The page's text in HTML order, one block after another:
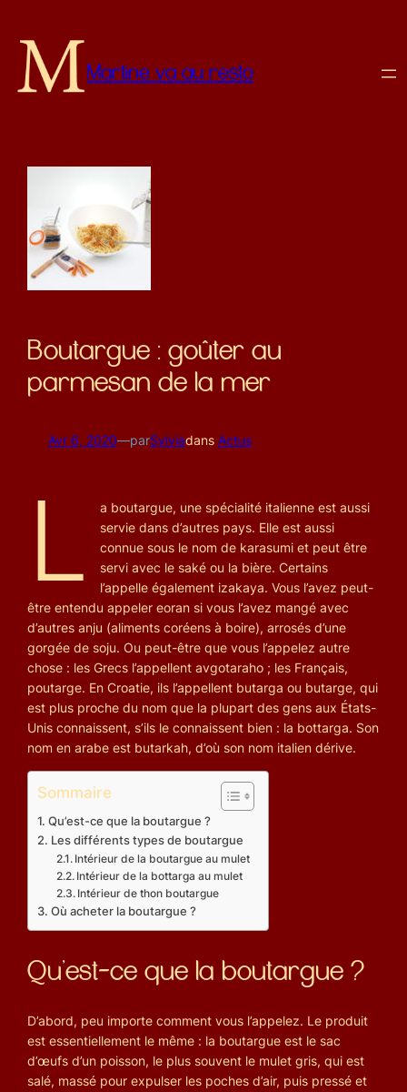
Martine va au resto
Boutargue : goûter au
parmesan de la mer
Avr 6, 2020—parSylviadans Actus
L
a boutargue, une spécialité italienne est aussi
servie dans d’autres pays. Elle est aussi
connue sous le nom de karasumi et peut être
servi avec le saké ou la bière. Certains
l’appelle également izakaya. Vous l’avez peut-
être entendu appeler eoran si vous l’avez mangé avec
d’autres anju (aliments coréens à boire), arrosés d’une
gorgée de soju. Ou peut-être que vous l’appelez autre
chose : les Grecs l’appellent avgotaraho ; les Français,
poutarge. En Croatie, ils l’appellent butarga ou butarge, qui
est plus proche du nom que la plupart des gens aux États-
Unis connaissent, s’ils le connaissent bien : la bottarga. Son
nom en arabe est butarkah, d’où son nom italien dérive.
Sommaire
Qu’est-ce que la boutargue ?
Les différents types de boutargue
Intérieur de la boutargue au mulet
Intérieur de la bottarga au mulet
Intérieur de thon boutargue
Où acheter la boutargue ?
Qu’est-ce que la boutargue ?
D’abord, peu importe comment vous l’appelez. Le produit
est essentiellement le même : la boutargue est le sac
d’œufs d’un poisson, le plus souvent le mulet gris, qui est
salé, massé pour expulser les poches d’air, puis pressé et